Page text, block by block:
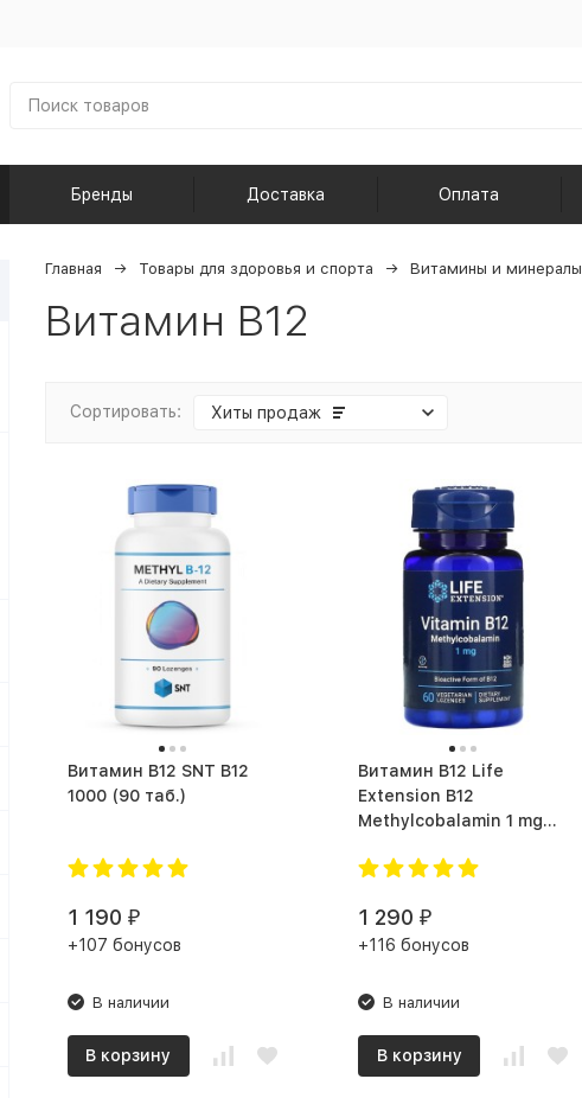
Бренды Доставка Оплата
Главная Товары для здоровья и спорта Витамины и минералы
Витамин B12
Сортировать: Хиты продаж
Витамин B12 SNT B12
1000 (90 таб.)
1 190 ₽
+107 бонусов
В наличии
В корзину
Витамин B12 Life
Extension B12
Methylcobalamin 1 mg
1 290 ₽
+116 бонусов
В наличии
В корзину